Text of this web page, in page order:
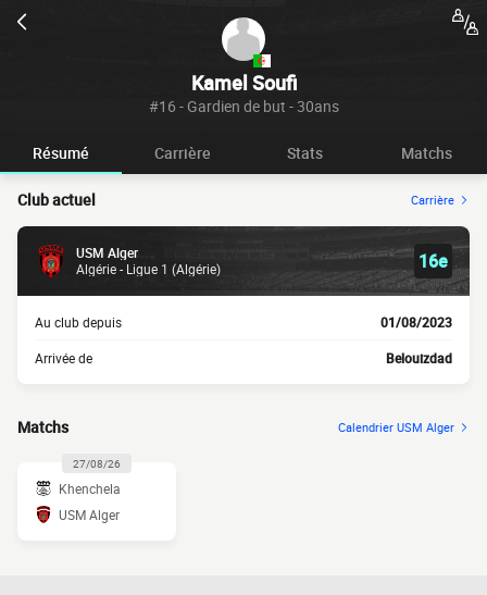
Kamel Soufi
#16 - Gardien de but - 30ans
Résumé Carrière Stats Matchs
Club actuel Carrière
USM Alger
Algérie - Ligue 1 (Algérie)
16e
Au club depuis 01/08/2023
Arrivée de Belouizdad
Matchs Calendrier USM Alger
27/08/26
Khenchela
USM Alger